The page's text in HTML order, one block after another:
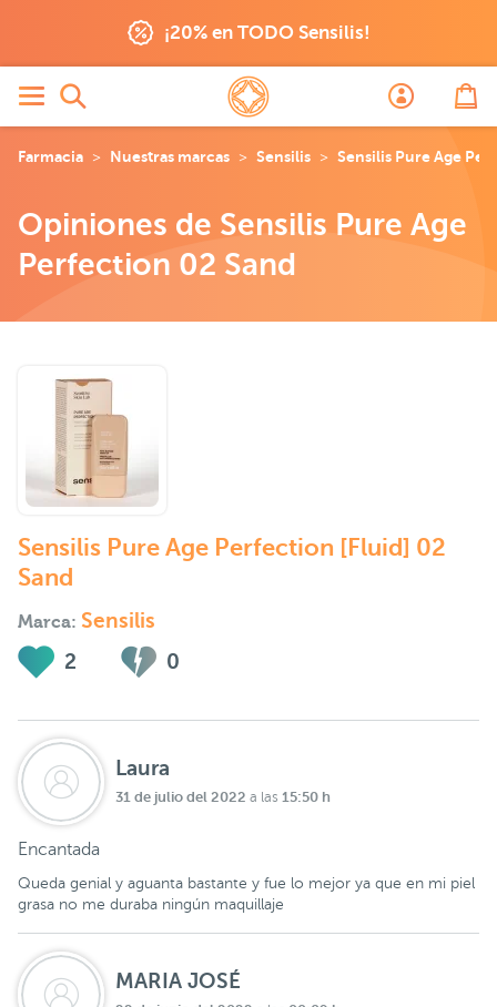
¡20% en TODO Sensilis!
Farmacia Nuestras marcas Sensilis Sensilis Pure Age
Opiniones de Sensilis Pure Age
Perfection 02 Sand
Sensilis Pure Age Perfection [Fluid] 02
Sand
Marca: Sensilis
2
0
Laura
31 de julio del 2022 a las 15:50 h
Encantada
Queda genial y aguanta bastante y fue lo mejor ya que en mi piel
grasa no me duraba ningún maquillaje
MARIA JOSÉ